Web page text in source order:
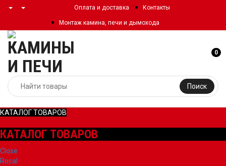
Оплата и доставка Контакты
Монтаж камина, печи и дымохода
Поиск
0
КАТАЛОГ ТОВАРОВ
КАТАЛОГ ТОВАРОВ
Close
Rocal